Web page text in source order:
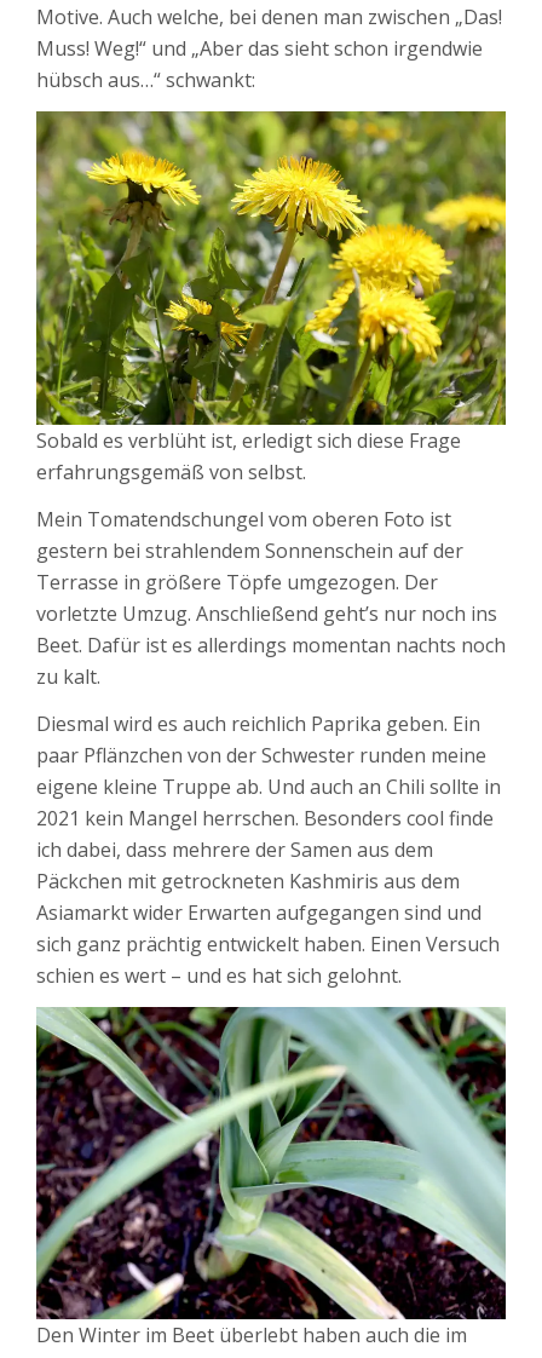
Motive. Auch welche, bei denen man zwischen „Das!
Muss! Weg!“ und „Aber das sieht schon irgendwie
hübsch aus…“ schwankt:
Sobald es verblüht ist, erledigt sich diese Frage
erfahrungsgemäß von selbst.
Mein Tomatendschungel vom oberen Foto ist
gestern bei strahlendem Sonnenschein auf der
Terrasse in größere Töpfe umgezogen. Der
vorletzte Umzug. Anschließend geht’s nur noch ins
Beet. Dafür ist es allerdings momentan nachts noch
zu kalt.
Diesmal wird es auch reichlich Paprika geben. Ein
paar Pflänzchen von der Schwester runden meine
eigene kleine Truppe ab. Und auch an Chili sollte in
2021 kein Mangel herrschen. Besonders cool finde
ich dabei, dass mehrere der Samen aus dem
Päckchen mit getrockneten Kashmiris aus dem
Asiamarkt wider Erwarten aufgegangen sind und
sich ganz prächtig entwickelt haben. Einen Versuch
schien es wert – und es hat sich gelohnt.
Den Winter im Beet überlebt haben auch die im